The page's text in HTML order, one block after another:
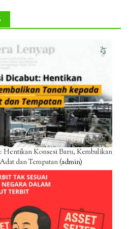
Konsesi Baru, Kembalikan
dan Tempatan(admin)